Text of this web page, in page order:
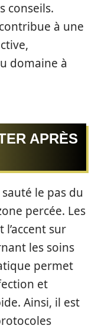
conseils.
à une
domaine à
APRÈS
le pas du
percée. Les
sur
les soins
permet
et
Ainsi, il est